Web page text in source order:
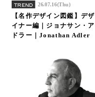
TREND 26.07.16(Thu)
【名作デザイン図鑑】デザ
イナー編｜ジョナサン・ア
ドラー｜Jonathan Adler